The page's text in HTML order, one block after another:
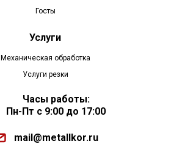
Госты
Услуги
Механическая обработка
Услуги резки
Часы работы:
Пн-Пт с 9:00 до 17:00
mail@metallkor.ru